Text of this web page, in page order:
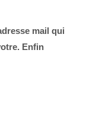
mail qui
Enfin